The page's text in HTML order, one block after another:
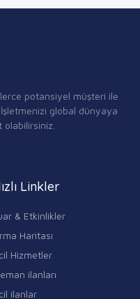
potansiyel müşteri ile
global dünyaya
Linkler
& Etkinlikler
Haritası
Hizmetler
ilanları
ilanlar